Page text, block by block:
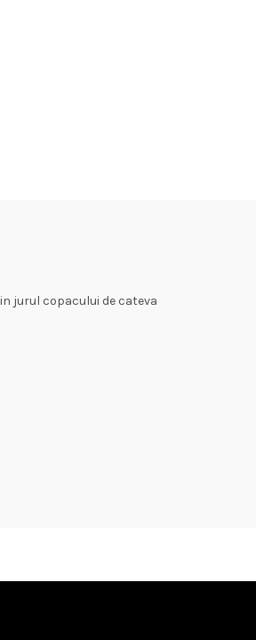
jurul copacului de cateva